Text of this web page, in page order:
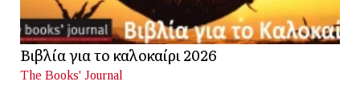
Βιβλία για το καλοκαίρι 2026
The Books' Journal